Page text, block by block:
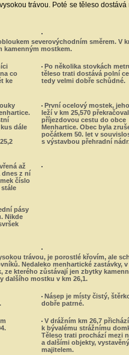
trávou. Poté se těleso
severovýchodním směrem. V
kamenným mostkem.
co
ke
Po několika stovkách
těleso trati dostává polní
tedy velmi dobře schůdné.
dále
První ocelový mostek,
leží v km 25,570 překračoval
příjezdovou cestu do obce
Menhartice. Obec byla
počátkem 50. let v
s výstavbou přehradní
až
dnes z ní
číslo
stále
pásy
Nikde
trávou, je porostlé křovím, ale
Nedaleko menhartické zastávky, v
ze kterého zůstávají jen zbytky
dalšího mostku v km 26,1.
Násep je místy čistý,
dobře patrné.
V drážním km 26,7
k bývalému strážnímu
Těleso trati prochází mezi
a dalšími objekty,
majitelem.